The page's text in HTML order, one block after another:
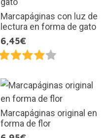
Marcapáginas con luz de
lectura en forma de gato
6,45€
Marcapáginas original en
forma de flor